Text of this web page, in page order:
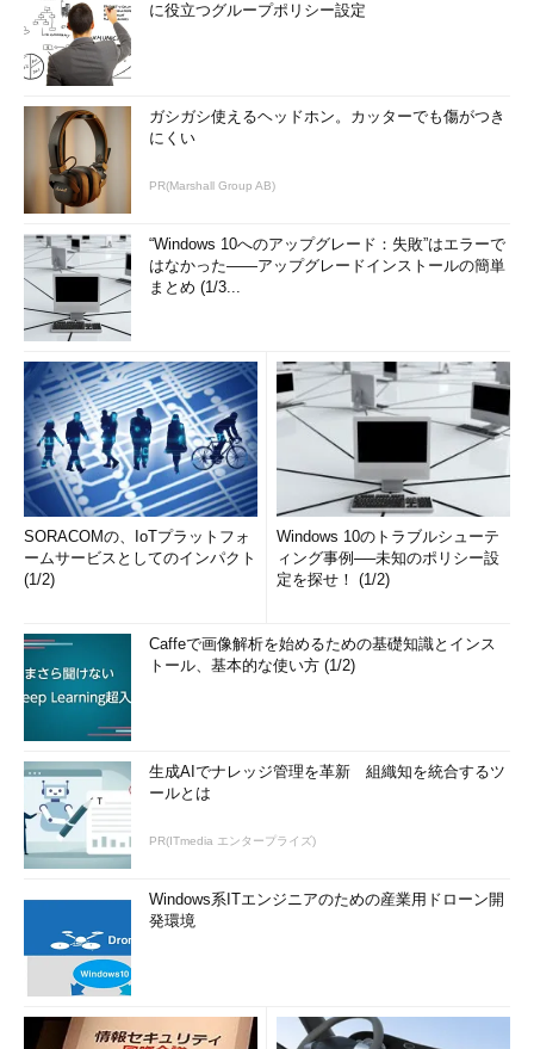
に役立つグループポリシー設定
ガシガシ使えるヘッドホン。カッターでも傷がつき
にくい
PR(Marshall Group AB)
“Windows 10へのアップグレード：失敗”はエラーで
はなかった――アップグレードインストールの簡単
まとめ (1/3...
SORACOMの、IoTプラットフォ
ームサービスとしてのインパクト
(1/2)
Windows 10のトラブルシューテ
ィング事例──未知のポリシー設
定を探せ！ (1/2)
Caffeで画像解析を始めるための基礎知識とインス
トール、基本的な使い方 (1/2)
生成AIでナレッジ管理を革新 組織知を統合するツ
ールとは
PR(ITmedia エンタープライズ)
Windows系ITエンジニアのための産業用ドローン開
発環境